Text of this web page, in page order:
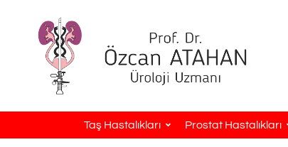
Taş Hastalıkları Prostat Hastalıkları